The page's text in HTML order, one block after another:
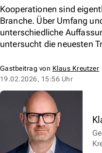
Kooperationen sind
Branche. Über Umfang
unterschiedliche
untersucht die neuesten
Gastbeitrag von Klaus Kreutzer
19.02.2026, 15:56 Uhr